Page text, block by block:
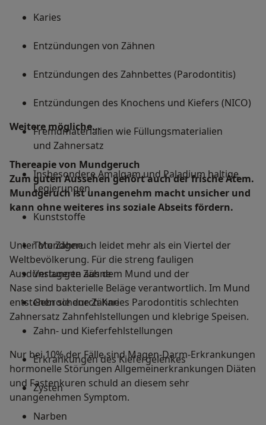
Karies
Entzündungen von Zähnen
Entzündungen des Zahnbettes (Parodontitis)
Entzündungen des Knochens und Kiefers (NICO)
Fremdmaterialien wie Füllungsmaterialien
und Zahnersatz
Insbesondere Amalgam und Paladium haltige
Legierungen
Kunststoffe
Tote Zähne
Verlagerte Zähne
Gebrochene Zähne
Zahn- und Kieferfehlstellungen
Erkrankungen des Kiefergelenkes
Zysten
Narben
Weitere mögliche...
Thereapie von Mundgeruch
Zum guten Aussehen gehört auch der frische Atem.
Mundgeruch ist unangenehm macht unsicher und
kann ohne weiteres ins soziale Abseits fördern.
Unter Mundgeruch leidet mehr als ein Viertel der
Weltbevölkerung. Für die streng fauligen
Ausdünstungen aus dem Mund und der
Nase sind bakterielle Beläge verantwortlich. Im Mund
entstehen sie durch Karies Parodontitis schlechten
Zahnersatz Zahnfehlstellungen und klebrige Speisen.
Nur bei 10% der Fälle sind Magen-Darm-Erkrankungen
hormonelle Störungen Allgemeinerkrankungen Diäten
und Fastenkuren schuld an diesem sehr
unangenehmen Symptom.